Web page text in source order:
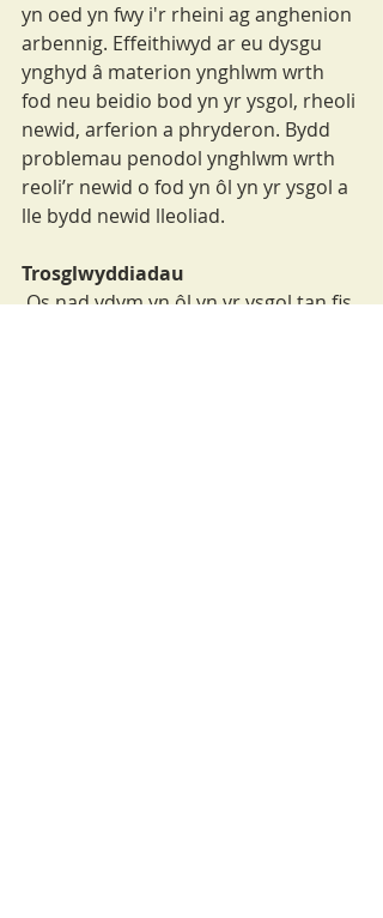
yn oed yn fwy i'r rheini ag anghenion
arbennig. Effeithiwyd ar eu dysgu
ynghyd â materion ynghlwm wrth
fod neu beidio bod yn yr ysgol, rheoli
newid, arferion a phryderon. Bydd
problemau penodol ynghlwm wrth
reoli’r newid o fod yn ôl yn yr ysgol a
lle bydd newid lleoliad.
Trosglwyddiadau
Os nad ydym yn ôl yn yr ysgol tan fis